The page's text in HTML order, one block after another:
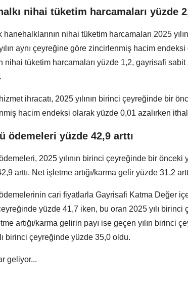
nihai tüketim harcamaları yüzde
hanehalklarının nihai tüketim harcamaları 2025
aynı çeyreğine göre zincirlenmiş hacim endeksi
nihai tüketim harcamaları yüzde 1,2, gayrisafi
ihracatı, 2025 yılının birinci çeyreğinde bir
hacim endeksi olarak yüzde 0,01 azalırken
ödemeleri yüzde 42,9 arttı
2025 yılının birinci çeyreğinde bir önceki
arttı. Net işletme artığı/karma gelir yüzde 31,2
cari fiyatlarla Gayrisafi Katma Değer
yüzde 41,7 iken, bu oran 2025 yılı birinci
artığı/karma gelirin payı ise geçen yılın birinci
birinci çeyreğinde yüzde 35,0 oldu.
geliyor...